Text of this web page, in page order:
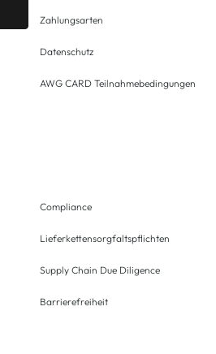
Zahlungsarten
Datenschutz
AWG CARD Teilnahmebedingungen
Compliance
Lieferkettensorgfaltspflichten
Supply Chain Due Diligence
Barrierefreiheit